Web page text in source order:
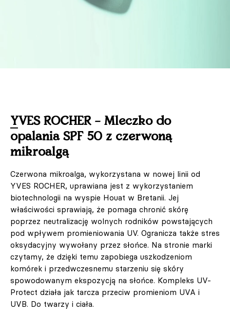
YVES ROCHER – Mleczko do
opalania SPF 50 z czerwoną
mikroalgą
Czerwona mikroalga, wykorzystana w nowej linii od
YVES ROCHER, uprawiana jest z wykorzystaniem
biotechnologii na wyspie Houat w Bretanii. Jej
właściwości sprawiają, że pomaga chronić skórę
poprzez neutralizację wolnych rodników powstających
pod wpływem promieniowania UV. Ogranicza także stres
oksydacyjny wywołany przez słońce. Na stronie marki
czytamy, że dzięki temu zapobiega uszkodzeniom
komórek i przedwczesnemu starzeniu się skóry
spowodowanym ekspozycją na słońce. Kompleks UV-
Protect działa jak tarcza przeciw promieniom UVA i
UVB. Do twarzy i ciała.